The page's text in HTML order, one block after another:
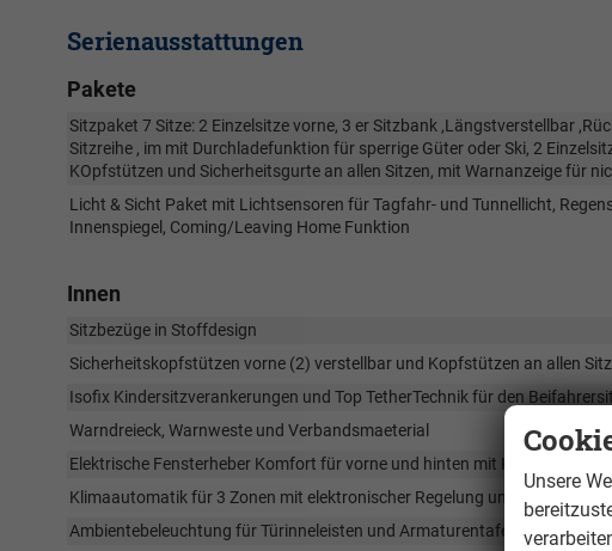
Serienausstattungen
Pakete
Sitzpaket 7 Sitze: 2 Einzelsitze vorne, 3 er Sitzbank ,Längstverstellbar
Sitzreihe , im mit Durchladefunktion für sperrige Güter oder Ski, 2
KOpfstützen und Sicherheitsgurte an allen Sitzen, mit Warnanzeige für
Licht & Sicht Paket mit Lichtsensoren für Tagfahr- und Tunnellicht,
Innenspiegel, Coming/Leaving Home Funktion
Innen
Sitzbezüge in Stoffdesign
Sicherheitskopfstützen vorne (2) verstellbar und Kopfstützen an allen
Isofix Kindersitzverankerungen und Top TetherTechnik für den
Warndreieck, Warnweste und Verbandsmaeterial
Elektrische Fensterheber Komfort für vorne und hinten mit
Klimaautomatik für 3 Zonen mit elektronischer Regelung und Bedienteil im
Ambientebeleuchtung für Türinneleisten und Armaturentafel mit
Unsere